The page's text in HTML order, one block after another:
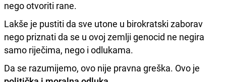
nego otvoriti rane.
Lakše je pustiti da sve utone u birokratski zaborav
nego priznati da se u ovoj zemlji genocid ne negira
samo riječima, nego i odlukama.
Da se razumijemo, ovo nije pravna greška. Ovo je